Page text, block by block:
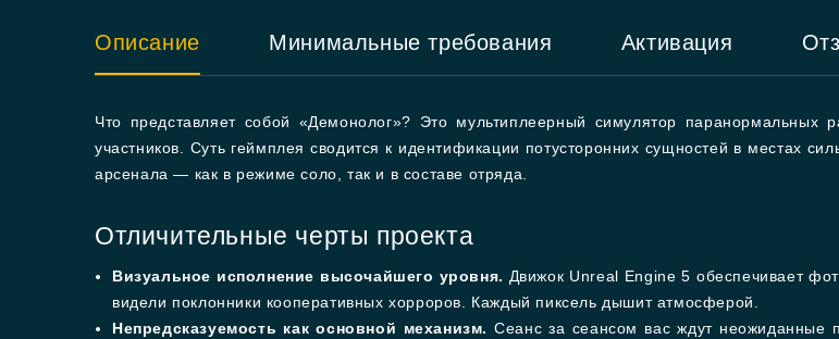
Описание Минимальные требования Активация
Что представляет собой «Демонолог»? Это мультиплеерный симулятор паранормальных
участников. Суть геймплея сводится к идентификации потусторонних сущностей в местах
арсенала — как в режиме соло, так и в составе отряда.
Отличительные черты проекта
Визуальное исполнение высочайшего уровня. Движок Unreal Engine 5 обеспечивает
видели поклонники кооперативных хорроров. Каждый пиксель дышит атмосферой.
Непредсказуемость как основной механизм. Сеанс за сеансом вас ждут неожиданные